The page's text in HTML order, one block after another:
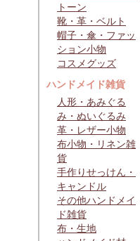
トーン
靴・革・ベルト
帽子・傘・ファッ
ション小物
コスメグッズ
ハンドメイド雑貨
人形・あみぐる
み・ぬいぐるみ
革・レザー小物
布小物・リネン雑
貨
手作りせっけん・
キャンドル
その他ハンドメイ
ド雑貨
布・生地